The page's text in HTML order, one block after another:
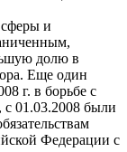
и
долю в
Еще один
г. в борьбе с
с 01.03.2008 были
Федерации с